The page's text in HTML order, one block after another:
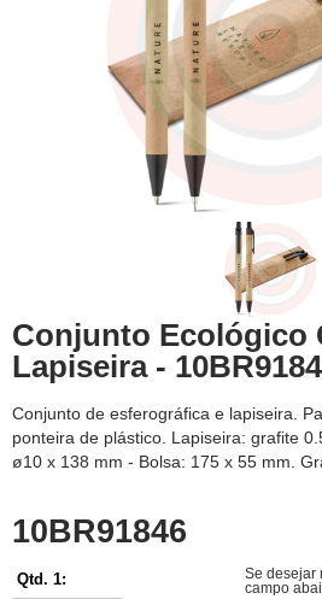
Conjunto Ecológico
Lapiseira -
Conjunto de esferográfica e lapiseira.
ponteira de plástico. Lapiseira: grafite
ø10 x 138 mm - Bolsa: 175 x 55 mm.
10BR91846
Qtd. 1:
Se desejar
campo